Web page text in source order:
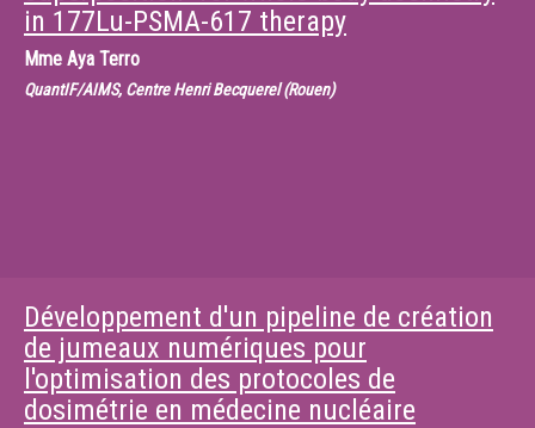
in 177Lu-PSMA-617 therapy
Mme Aya Terro
QuantIF/AIMS, Centre Henri Becquerel (Rouen)
Développement d'un pipeline de création
de jumeaux numériques pour
l'optimisation des protocoles de
dosimétrie en médecine nucléaire